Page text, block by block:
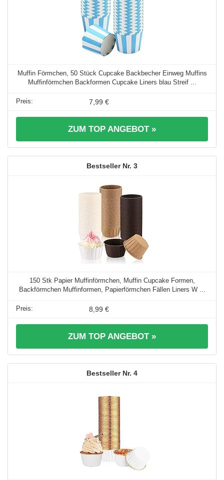
Muffin Förmchen, 50 Stück Cupcake Backbecher Einweg Muffins
Muffinförmchen Backformen Cupcake Liners blau Streif ...
7,99 €
ZUM TOP ANGEBOT »
3
150 Stk Papier Muffinförmchen, Muffin Cupcake Formen,
Backförmchen Muffinformen, Papierförmchen Fällen Liners W ...
8,99 €
ZUM TOP ANGEBOT »
4